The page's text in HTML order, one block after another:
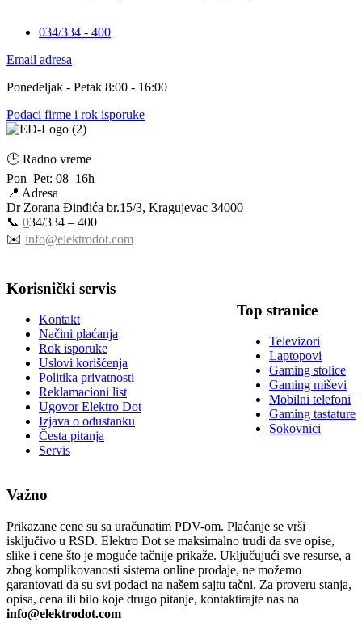
034/334 - 400
Email adresa
Ponedeljak - Petak 8:00 - 16:00
Podaci firme i rok isporuke
🕒 Radno vreme
Pon–Pet: 08–16h
📍 Adresa
Dr Zorana Đinđića br.15/3, Kragujevac 34000
📞 034/334 – 400
✉️ info@elektrodot.com
Korisnički servis
Kontakt
Načini plaćanja
Rok isporuke
Uslovi korišćenja
Politika privatnosti
Reklamacioni list
Ugovor Elektro Dot
Izjava o odustanku
Česta pitanja
Servis
Top stranice
Televizori
Laptopovi
Gaming stolice
Gaming miševi
Mobilni telefoni
Gaming tastature
Sokovnici
Važno
Prikazane cene su sa uračunatim PDV-om. Plaćanje se vrši
isključivo u RSD. Elektro Dot se maksimalno trudi da sve opise,
slike i cene što je moguće tačnije prikaže. Uključujući sve resurse, a
zbog komplikovanosti sistema online prodaje, ne možemo
garantovati da su svi podaci na našem sajtu tačni. Za proveru stanja,
opisa, cena ili bilo koje drugo pitanje, kontaktirajte nas na
info@elektrodot.com